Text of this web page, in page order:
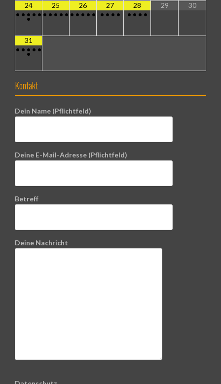
24
• • • • •
•
25
• • • • •
26
• • • • •
27
• • • •
28
• • • •
29 30
31
• • • • •
•
Kontakt
Dein Name (Pflichtfeld)
Deine E-Mail-Adresse (Pflichtfeld)
Betreff
Deine Nachricht